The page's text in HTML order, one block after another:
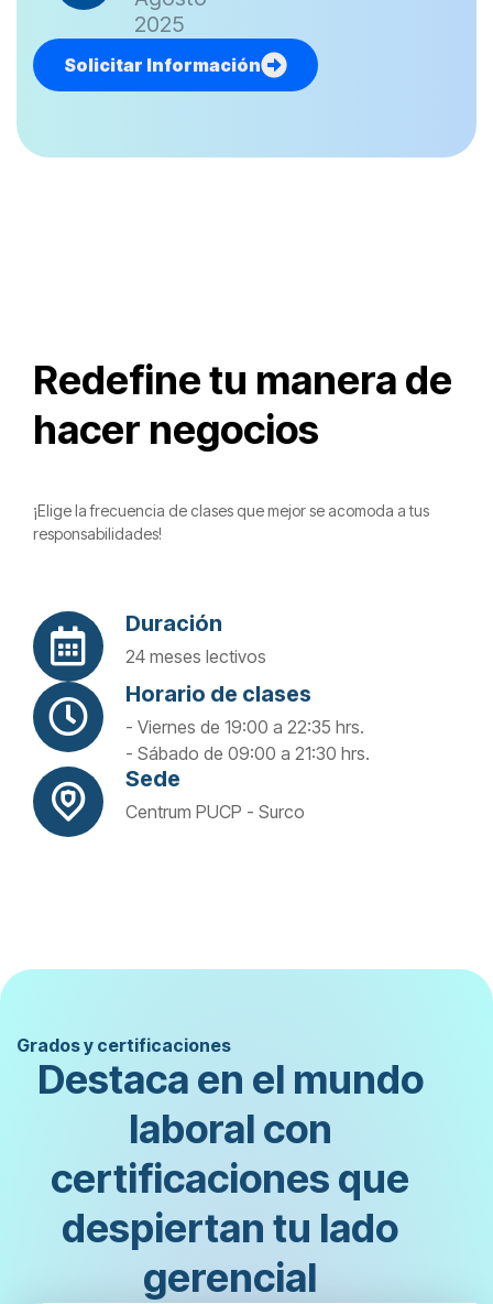
2025
Solicitar Información
Redefine tu manera de
hacer negocios
¡Elige la frecuencia de clases que mejor se acomoda a tus
responsabilidades!
Duración
24 meses lectivos
Horario de clases
- Viernes de 19:00 a 22:35 hrs.
- Sábado de 09:00 a 21:30 hrs.
Sede
Centrum PUCP - Surco
Grados y certificaciones
Destaca en el mundo
laboral con
certificaciones que
despiertan tu lado
gerencial